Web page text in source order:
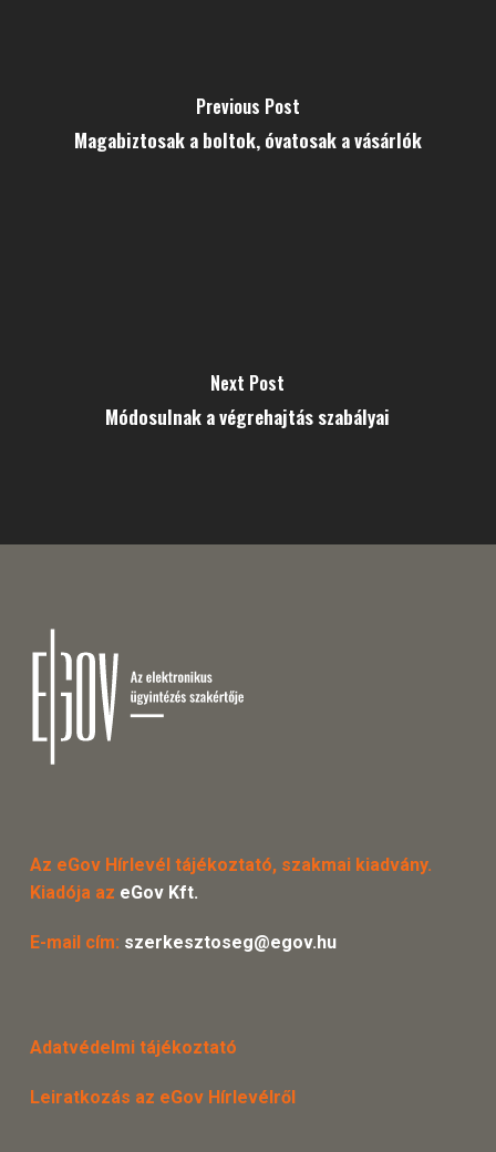
Previous Post
Magabiztosak a boltok, óvatosak a vásárlók
Next Post
Módosulnak a végrehajtás szabályai
Az eGov Hírlevél tájékoztató, szakmai kiadvány.
Kiadója az eGov Kft.
E-mail cím: szerkesztoseg@egov.hu
Adatvédelmi tájékoztató
Leiratkozás az eGov Hírlevélről